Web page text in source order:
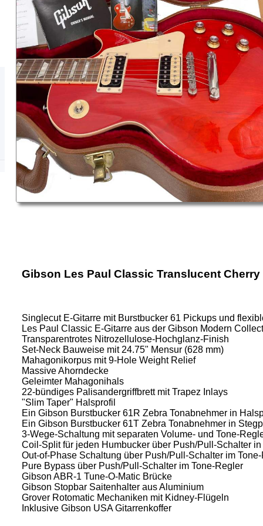
Gibson Les Paul Classic Translucent Cherry
Singlecut E-Gitarre mit Burstbucker 61 Pickups und
Les Paul Classic E-Gitarre aus der Gibson Modern
Transparentrotes Nitrozellulose-Hochglanz-Finish
Set-Neck Bauweise mit 24.75" Mensur (628 mm)
Mahagonikorpus mit 9-Hole Weight Relief
Massive Ahorndecke
Geleimter Mahagonihals
22-bündiges Palisandergriffbrett mit Trapez Inlays
"Slim Taper" Halsprofil
Ein Gibson Burstbucker 61R Zebra Tonabnehmer in
Ein Gibson Burstbucker 61T Zebra Tonabnehmer in
3-Wege-Schaltung mit separaten Volume- und Tone-
Coil-Split für jeden Humbucker über Push/Pull-Schalter
Out-of-Phase Schaltung über Push/Pull-Schalter im
Pure Bypass über Push/Pull-Schalter im Tone-Regler
Gibson ABR-1 Tune-O-Matic Brücke
Gibson Stopbar Saitenhalter aus Aluminium
Grover Rotomatic Mechaniken mit Kidney-Flügeln
Inklusive Gibson USA Gitarrenkoffer